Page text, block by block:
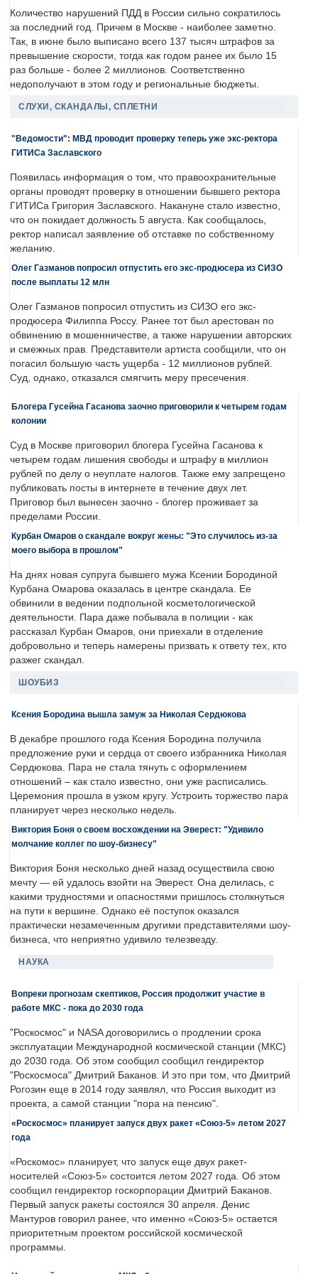
Количество нарушений ПДД в России сильно сократилось
за последний год. Причем в Москве - наиболее заметно.
Так, в июне было выписано всего 137 тысяч штрафов за
превышение скорости, тогда как годом ранее их было 15
раз больше - более 2 миллионов. Соответственно
недополучают в этом году и региональные бюджеты.
СЛУХИ, СКАНДАЛЫ, СПЛЕТНИ
"Ведомости": МВД проводит проверку теперь уже экс-ректора
ГИТИСа Заславского
Появилась информация о том, что правоохранительные
органы проводят проверку в отношении бывшего ректора
ГИТИСа Григория Заславского. Накануне стало известно,
что он покидает должность 5 августа. Как сообщалось,
ректор написал заявление об отставке по собственному
желанию.
Олег Газманов попросил отпустить его экс-продюсера из СИЗО
после выплаты 12 млн
Олег Газманов попросил отпустить из СИЗО его экс-
продюсера Филиппа Россу. Ранее тот был арестован по
обвинению в мошенничестве, а также нарушении авторских
и смежных прав. Представители артиста сообщили, что он
погасил большую часть ущерба - 12 миллионов рублей.
Суд, однако, отказался смягчить меру пресечения.
Блогера Гусейна Гасанова заочно приговорили к четырем годам
колонии
Суд в Москве приговорил блогера Гусейна Гасанова к
четырем годам лишения свободы и штрафу в миллион
рублей по делу о неуплате налогов. Также ему запрещено
публиковать посты в интернете в течение двух лет.
Приговор был вынесен заочно - блогер проживает за
пределами России.
Курбан Омаров о скандале вокруг жены: "Это случилось из-за
моего выбора в прошлом"
На днях новая супруга бывшего мужа Ксении Бородиной
Курбана Омарова оказалась в центре скандала. Ее
обвинили в ведении подпольной косметологической
деятельности. Пара даже побывала в полиции - как
рассказал Курбан Омаров, они приехали в отделение
добровольно и теперь намерены призвать к ответу тех, кто
разжег скандал.
ШОУБИЗ
Ксения Бородина вышла замуж за Николая Сердюкова
В декабре прошлого года Ксения Бородина получила
предложение руки и сердца от своего избранника Николая
Сердюкова. Пара не стала тянуть с оформлением
отношений – как стало известно, они уже расписались.
Церемония прошла в узком кругу. Устроить торжество пара
планирует через несколько недель.
Виктория Боня о своем восхождении на Эверест: "Удивило
молчание коллег по шоу-бизнесу"
Виктория Боня несколько дней назад осуществила свою
мечту — ей удалось взойти на Эверест. Она делилась, с
какими трудностями и опасностями пришлось столкнуться
на пути к вершине. Однако её поступок оказался
практически незамеченным другими представителями шоу-
бизнеса, что неприятно удивило телезвезду.
НАУКА
Вопреки прогнозам скептиков, Россия продолжит участие в
работе МКС - пока до 2030 года
"Роскосмос" и NASA договорились о продлении срока
эксплуатации Международной космической станции (МКС)
до 2030 года. Об этом сообщил сообщил гендиректор
"Роскосмоса" Дмитрий Баканов. И это при том, что Дмитрий
Рогозин еще в 2014 году заявлял, что Россия выходит из
проекта, а самой станции "пора на пенсию".
«Роскосмос» планирует запуск двух ракет «Союз-5» летом 2027
года
«Роскомос» планирует, что запуск еще двух ракет-
носителей «Союз-5» состоится летом 2027 года. Об этом
сообщил гендиректор госкорпорации Дмитрий Баканов.
Первый запуск ракеты состоялся 30 апреля. Денис
Мантуров говорил ранее, что именно «Союз-5» остается
приоритетным проектом российской космической
программы.